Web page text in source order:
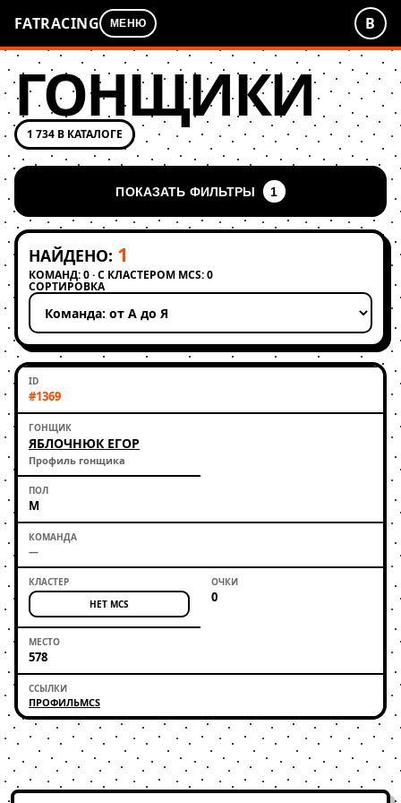
FATRACING МЕНЮ В
ГОНЩИКИ
1 734 В КАТАЛОГЕ
ПОКАЗАТЬ ФИЛЬТРЫ 1
НАЙДЕНО: 1
КОМАНД: 0 · С КЛАСТЕРОМ MCS: 0
СОРТИРОВКА
Применить сортировку
#1369
ЯБЛОЧНЮК ЕГОР
Профиль гонщика
М
—
НЕТ MCS 0
578
ПРОФИЛЬMCS